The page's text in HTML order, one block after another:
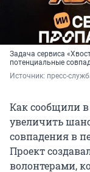
Задача сервиса
потенциальные
Источник: пресс-
Как сообщили в
увеличить
совпадения в
Проект
волонтерами,